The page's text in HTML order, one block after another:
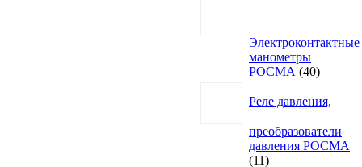
Электроконтактные
манометры
РОСМА
4040
Реле давления,
преобразователи
давления РОСМА
1111